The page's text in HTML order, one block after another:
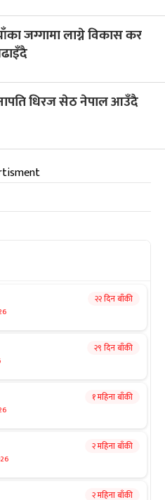
जग्गामा लाग्ने विकास कर
धिरज सेठ नेपाल आउँदै
२२ दिन बाँकी
२९ दिन बाँकी
१ महिना बाँकी
२ महिना बाँकी
२ महिना बाँकी